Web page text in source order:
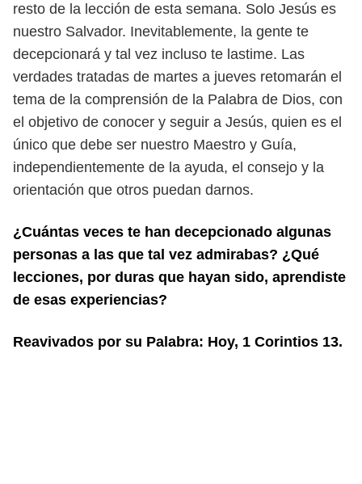
resto de la lección de esta semana. Solo Jesús es
nuestro Salvador. Inevitablemente, la gente te
decepcionará y tal vez incluso te lastime. Las
verdades tratadas de martes a jueves retomarán el
tema de la comprensión de la Palabra de Dios, con
el objetivo de conocer y seguir a Jesús, quien es el
único que debe ser nuestro Maestro y Guía,
independientemente de la ayuda, el consejo y la
orientación que otros puedan darnos.
¿Cuántas veces te han decepcionado algunas
personas a las que tal vez admirabas? ¿Qué
lecciones, por duras que hayan sido, aprendiste
de esas experiencias?
Reavivados por su Palabra: Hoy, 1 Corintios 13.